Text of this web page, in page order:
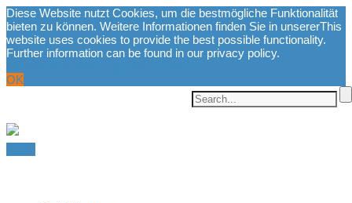
Diese Website nutzt Cookies, um die bestmögliche Funktionalität
bieten zu können. Weitere Informationen finden Sie in unsererThis
website uses cookies to provide the best possible functionality.
Further information can be found in our privacy policy.
OK